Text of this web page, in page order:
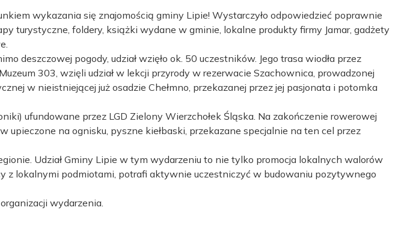
wykazania się znajomością gminy Lipie! Wystarczyło odpowiedzieć poprawnie
turystyczne, foldery, książki wydane w gminie, lokalne produkty firmy Jamar, gadżety
deszczowej pogody, udział wzięło ok. 50 uczestników. Jego trasa wiodła przez
303, wzięli udział w lekcji przyrody w rezerwacie Szachownica, prowadzonej
w nieistniejącej już osadzie Chełmno, przekazanej przez jej pasjonata i potomka
ufundowane przez LGD Zielony Wierzchołek Śląska. Na zakończenie rowerowej
na ognisku, pyszne kiełbaski, przekazane specjalnie na ten cel przez
Udział Gminy Lipie w tym wydarzeniu to nie tylko promocja lokalnych walorów
z lokalnymi podmiotami, potrafi aktywnie uczestniczyć w budowaniu pozytywnego
wydarzenia.